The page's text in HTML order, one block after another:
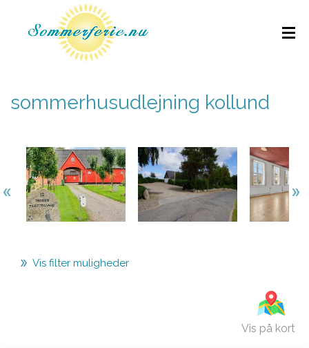
sommerhusudlejning kollund
Vis filter muligheder
Vis på kort